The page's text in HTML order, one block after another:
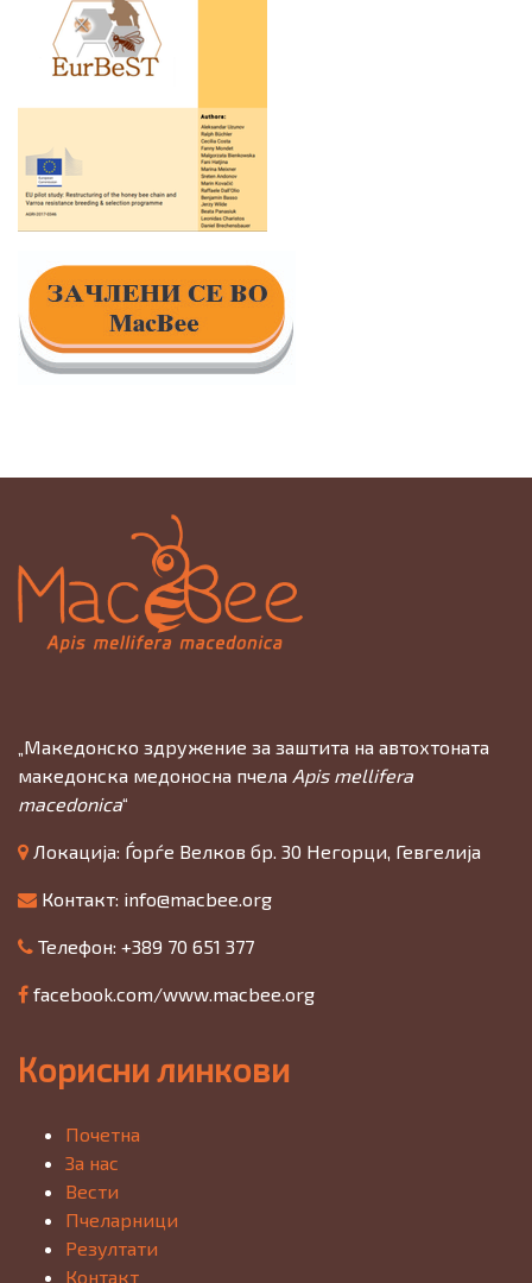
„Македонско здружение за заштита на автохтоната
македонска медоносна пчела Apis mellifera
macedonica“
Локација: Ѓорѓе Велков бр. 30 Негорци, Гевгелија
Контакт: info@macbee.org
Телефон: +389 70 651 377
facebook.com/www.macbee.org
Корисни линкови
Почетна
За нас
Вести
Пчеларници
Резултати
Контакт